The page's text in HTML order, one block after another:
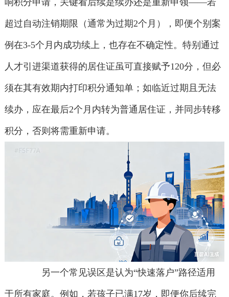
响积分申请，关键看后续是续办还是重新申领——若
超过自动注销期限（通常为过期2个月），即便个别案
例在3-5个月内成功续上，也存在不确定性。特别通过
人才引进渠道获得的居住证虽可直接赋予120分，但必
须在其有效期内打印积分通知单；如临近过期且无法
续办，应在最后2个月内转为普通居住证，并同步转移
积分，否则将需重新申请。
另一个常见误区是认为“快速落户”路径适用
于所有家庭。例如，若孩子已满17岁，即便你后续完